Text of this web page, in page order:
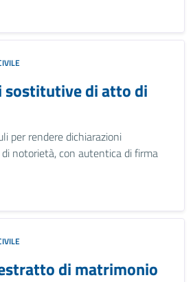
sostitutive di atto di
per rendere dichiarazioni
notorietà, con autentica di firma
di matrimonio